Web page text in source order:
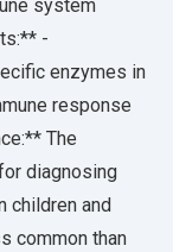
system
-
enzymes in
response
The
diagnosing
children and
common than